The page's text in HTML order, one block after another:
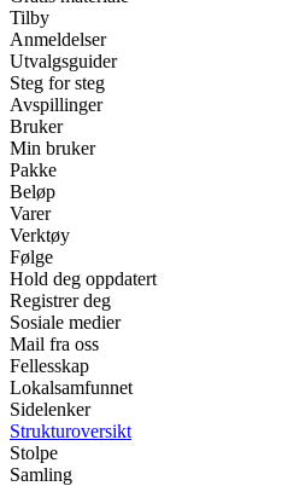
Tilby
Anmeldelser
Utvalgsguider
Steg for steg
Avspillinger
Bruker
Min bruker
Pakke
Beløp
Varer
Verktøy
Følge
Hold deg oppdatert
Registrer deg
Sosiale medier
Mail fra oss
Fellesskap
Lokalsamfunnet
Sidelenker
Strukturoversikt
Stolpe
Samling